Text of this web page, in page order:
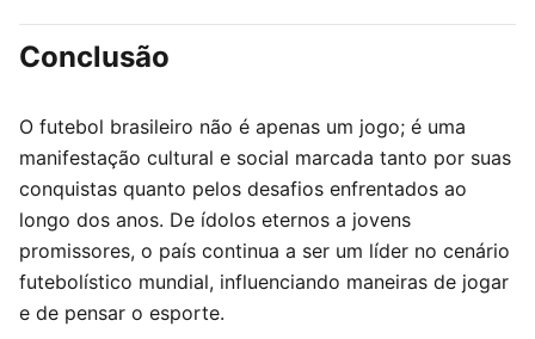
Conclusão
O futebol brasileiro não é apenas um jogo; é uma
manifestação cultural e social marcada tanto por suas
conquistas quanto pelos desafios enfrentados ao
longo dos anos. De ídolos eternos a jovens
promissores, o país continua a ser um líder no cenário
futebolístico mundial, influenciando maneiras de jogar
e de pensar o esporte.